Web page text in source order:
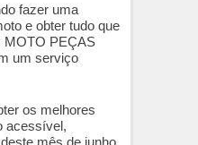
fazer uma
e obter tudo que
MOTO PEÇAS
um serviço
os melhores
acessível,